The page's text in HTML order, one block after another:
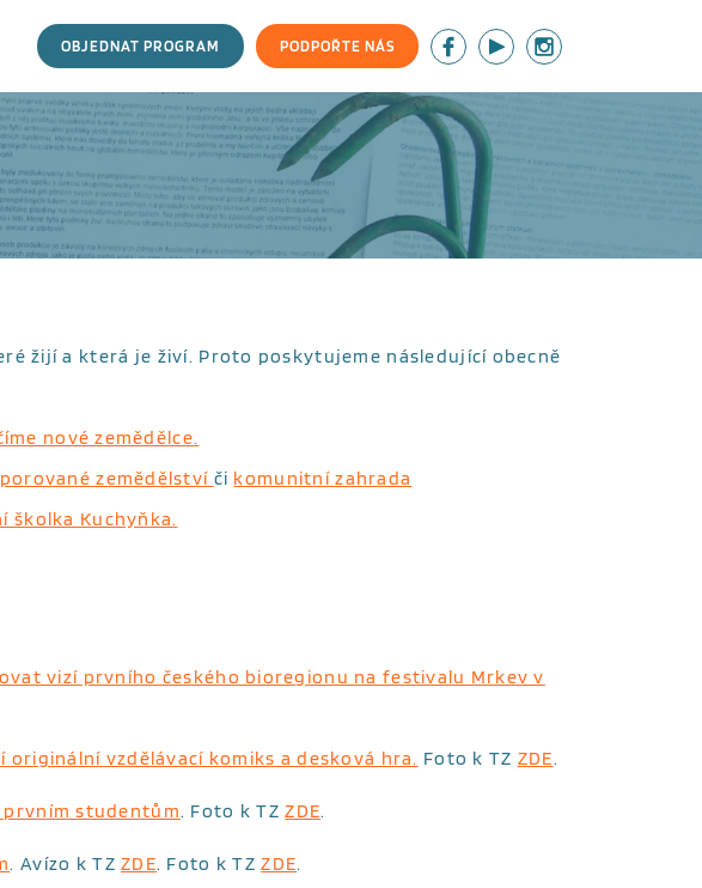
OBJEDNAT PROGRAM PODPOŘTE NÁS
žijí a která je živí. Proto poskytujeme následující obecně
nové zemědělce.
zemědělství či komunitní zahrada
školka Kuchyňka.
vizí prvního českého bioregionu na festivalu Mrkev v
vzdělávací komiks a desková hra. Foto k TZ ZDE.
prvním studentům. Foto k TZZDE.
. Avízo k TZZDE. Foto k TZZDE.